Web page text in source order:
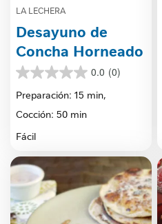
LA LECHERA
Desayuno de
Concha Horneado
0.0 (0)
0.0
de
5
estrellas.
Preparación: 15 min,
Cocción: 50 min
Fácil